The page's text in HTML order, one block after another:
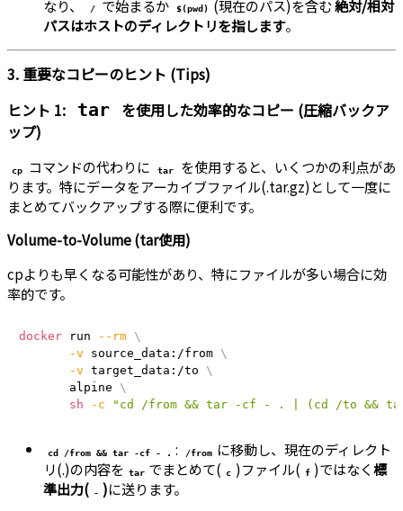
なり、
/ で始まるか $(pwd) (現在のパス)を含む絶対/相対
パスはホストのディレクトリを指します。
3. 重要なコピーのヒント (Tips)
ヒント 1:
tar
を使用した効率的なコピー (圧縮バックア
ップ)
cp コマンドの代わりに tar
を使用すると、いくつかの利点があ
ります。特にデータをアーカイブファイル(.tar.gz)として一度に
まとめてバックアップする際に便利です。
Volume-to-Volume (tar使用)
cpよりも早くなる可能性があり、特にファイルが多い場合に効
率的です。
docker run --rm
\
-v source_data:/from \
-v target_data:/to \
       alpine
\
sh
-c "cd /from && tar -cf - . | (cd /to &&
cd /from && tar -cf - . : /from に移動し、現在のディレクト
リ(.)の内容を tar でまとめて( c )ファイル( f )ではなく標
準出力( - )に送ります。